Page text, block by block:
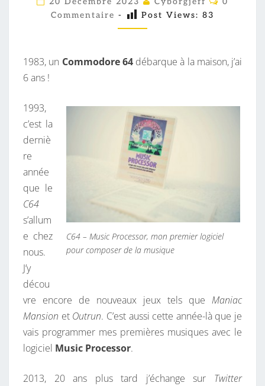
C
D
E
A
N
D
C
A
I
N
E
S
I
A
Commentaire - Post Views: 83
1983, un Commodore 64débarque à la maison, j’ai
6 ans !
C64 – Music Processor, mon premier logiciel
pour composer de la musique
1993,
c’est la
derniè
re
année
que le
C64
s’allum
e chez
nous.
J’y
décou
vre encore de nouveaux jeux tels que Maniac
Mansion et Outrun. C’est aussi cette année-là que je
vais programmer mes premières musiques avec le
logiciel Music Processor.
2013, 20 ans plus tard j’échange sur Twitter